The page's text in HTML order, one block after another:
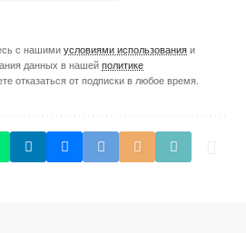
с нашими условиями использования и
данных в нашей политике
отказаться от подписки в любое время.